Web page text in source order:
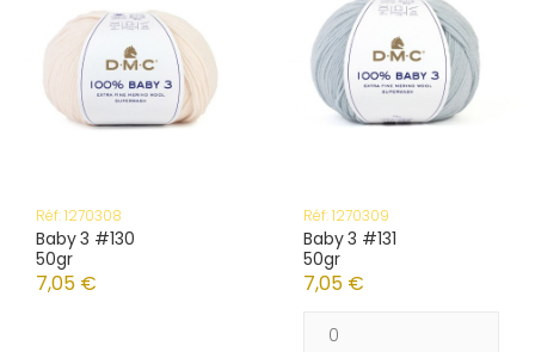
Réf: 1270308
Baby 3 #130
50gr
7,05 €
Réf: 1270309
Baby 3 #131
50gr
7,05 €